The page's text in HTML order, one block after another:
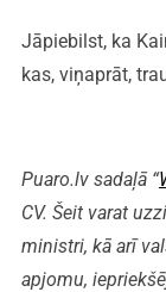
Jāpiebilst, ka
kas, viņaprāt,
Puaro.lv sadaļā “
CV. Šeit varat
ministri, kā arī
apjomu,